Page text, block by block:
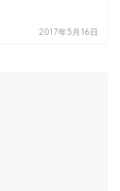
2017年5月16日